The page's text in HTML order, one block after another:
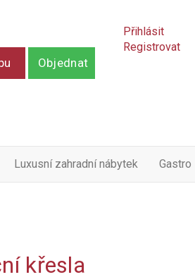
Objednat
Přihlásit
Registrovat
Luxusní zahradní nábytek Gastro
křesla